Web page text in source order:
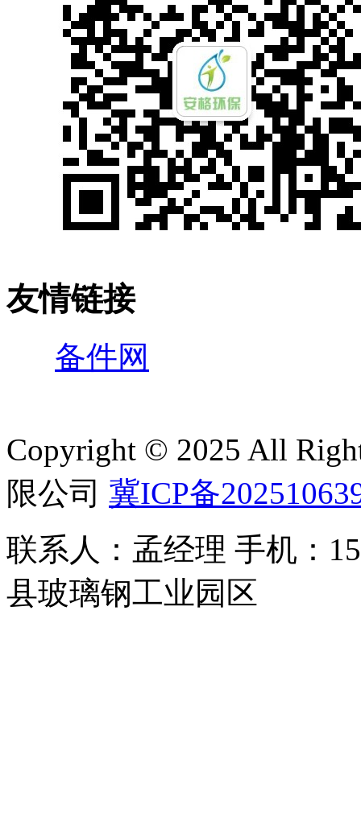
友情链接
备件网
Copyright © 2025 All
限公司 冀ICP备
联系人：孟经理 手机：
县玻璃钢工业园区